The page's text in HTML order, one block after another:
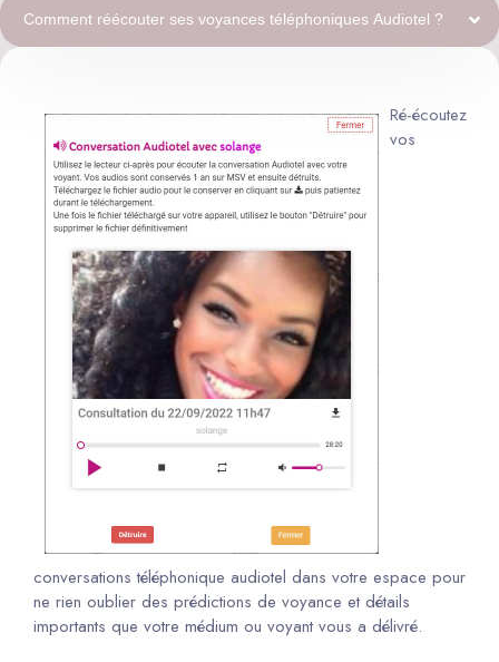
Comment réécouter ses voyances téléphoniques Audiotel ?
Ré-écoutez
vos
conversations téléphonique audiotel dans votre espace pour
ne rien oublier des prédictions de voyance et détails
importants que votre médium ou voyant vous a délivré.